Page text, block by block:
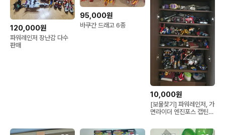
120,000원
파워레인저 장난감 다수
판매
95,000원
바쿠간 드래고 6종
10,000원
[보물찾기] 파워레인저, 가
면라이더 엔진포스 캡틴포